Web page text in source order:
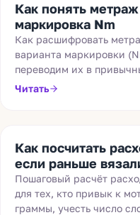
Как понять
маркировка Nm
Как расшифровать
варианта маркировки
переводим их в
Читать
Как посчитать
если раньше
Пошаговый расчёт
для тех, кто привык к
граммы, учесть число